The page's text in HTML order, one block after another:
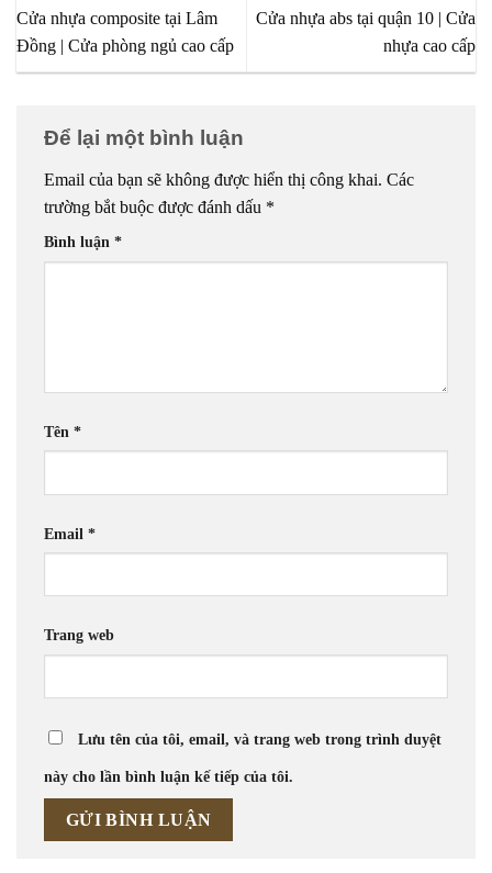
Cửa nhựa composite tại Lâm
Đồng | Cửa phòng ngủ cao cấp
Cửa nhựa abs tại quận 10 | Cửa
nhựa cao cấp
Để lại một bình luận
Email của bạn sẽ không được hiển thị công khai. Các
trường bắt buộc được đánh dấu *
Bình luận *
Tên *
Email *
Trang web
Lưu tên của tôi, email, và trang web trong trình duyệt
này cho lần bình luận kế tiếp của tôi.